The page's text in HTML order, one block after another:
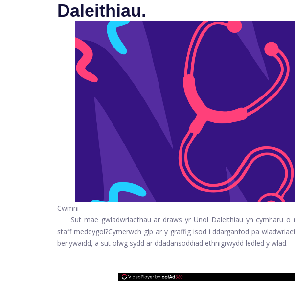
Daleithiau.
Cwmni
Sut mae gwladwriaethau ar draws yr Unol Daleithiau yn cymharu
staff meddygol?Cymerwch gip ar y graffig isod i ddarganfod pa
benywaidd, a sut olwg sydd ar ddadansoddiad ethnigrwydd ledled y wlad.